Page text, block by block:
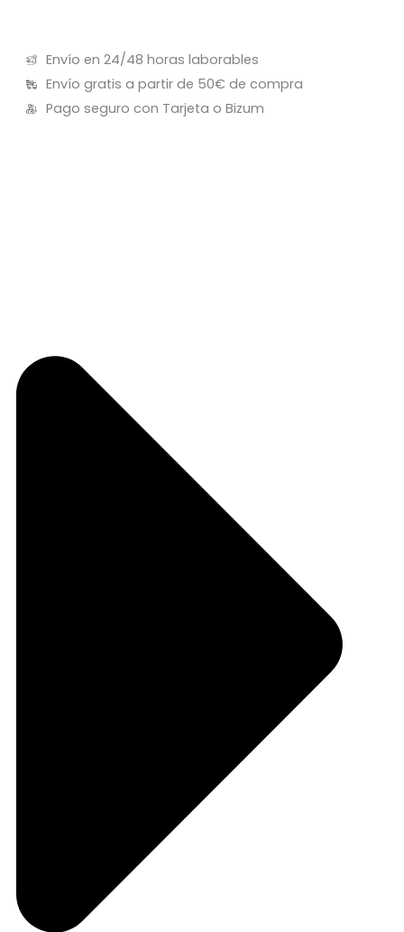
Envío en 24/48 horas laborables
Envío gratis a partir de 50€ de compra
Pago seguro con Tarjeta o Bizum